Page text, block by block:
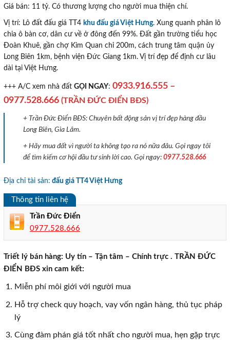
Giá bán: 11 tỷ. Có thương lượng cho người mua thiện chí.
Vị trí: Lô đất đấu giá TT4 khu đấu giá Việt Hưng. Xung quanh phân lô
chia ô bàn cơ, dân cư về ở đông đến 99%. Đất gần trường tiểu học
Đoàn Khuê, gần chợ Kim Quan chỉ 200m, cách trung tâm quận ủy
Long Biên 1km, bệnh viện Đức Giang 1km. Vị trí đẹp để định cư lâu
dài tại Việt Hưng.
+++ A/C xem nhà đất GỌI NGAY: 0933.916.555 –
0977.528.666 (TRẦN ĐỨC ĐIỂN BĐS)
+ Trần Đức Điển BĐS: Chuyên bất động sản vị trí đẹp hàng đầu
Long Biên, Gia Lâm.
+ Hãy mua đất vì người ta không tạo ra nó nữa đâu. Gọi ngay tôi
để tìm kiếm cơ hội đầu tư sinh lời cao. Gọi ngay: 0977.528.666
Địa chỉ tài sản: đấu giá TT4 Việt Hưng
Thông tin liên hệ
Trần Đức Điển
0977.528.666
Triết lý bán hàng: Uy tín – Tận tâm – Chính trực . TRẦN ĐỨC
ĐIỂN BĐS xin cam kết:
Miễn phí môi giới với người mua
Hỗ trợ check quy hoạch, vay vốn ngân hàng, thủ tục pháp
lý
Cùng đàm phán giá tốt nhất cho người mua, hẹn gặp trực